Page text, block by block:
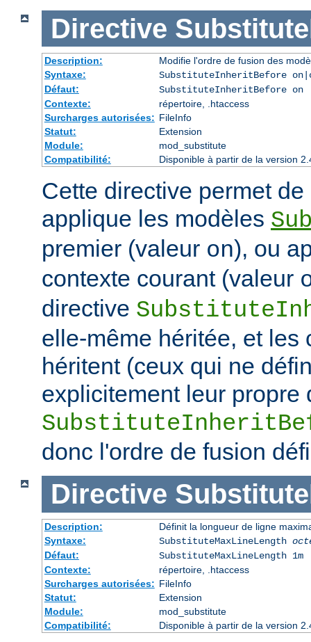
Directive
Description:
Modifie l'ordre de fusion des
Syntaxe:
SubstituteInheritBefore
Défaut:
SubstituteInheritBefore on
Contexte:
répertoire, .htaccess
Surcharges autorisées: FileInfo
Statut:
Extension
Module:
mod_substitute
Compatibilité:
Disponible à partir de la version
Cette directive permet
applique les modèles
premier (valeur on), ou
contexte courant (valeur
directive
elle-même héritée, et les
héritent (ceux qui ne
explicitement leur propre
donc l'ordre de fusion
Directive
Description:
Définit la longueur de ligne
Syntaxe:
SubstituteMaxLineLength
Défaut:
SubstituteMaxLineLength 1m
Contexte:
répertoire, .htaccess
Surcharges autorisées: FileInfo
Statut:
Extension
Module:
mod_substitute
Compatibilité:
Disponible à partir de la version